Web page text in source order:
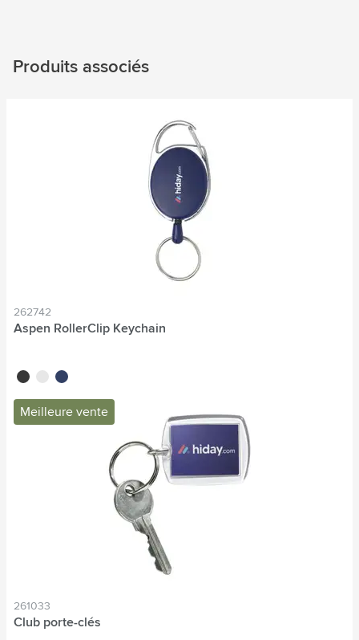
Produits associés
262742
Aspen RollerClip Keychain
noir blancbleu
Meilleure vente
261033
Club porte-clés